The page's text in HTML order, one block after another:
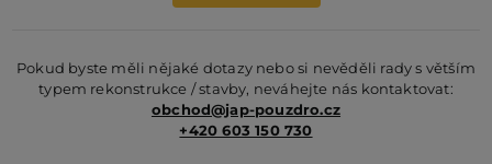
Pokud byste měli nějaké dotazy nebo si nevěděli rady s větším
typem rekonstrukce / stavby, neváhejte nás kontaktovat:
obchod@jap-pouzdro.cz
+420 603 150 730